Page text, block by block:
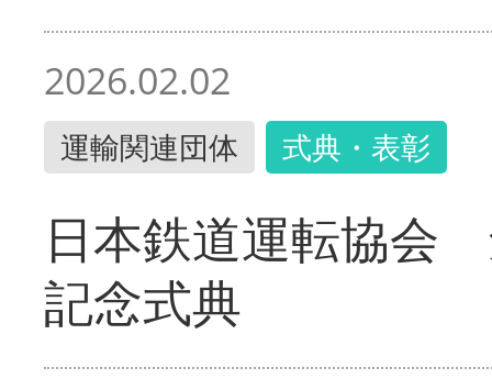
2026.02.02
運輸関連団体 式典・表彰
日本鉄道運転協会
記念式典